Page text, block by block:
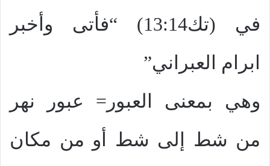
في (تك13:14) “فأتى وأخبر
ابرام العبراني”
وهي بمعنى العبور= عبور نهر
من شط إلى شط أو من مكان